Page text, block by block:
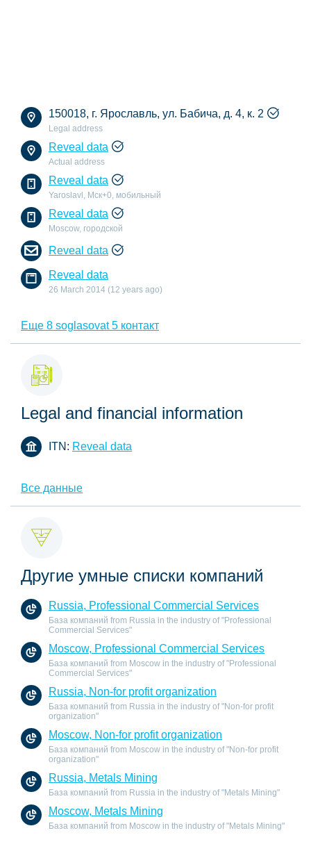
150018, г. Ярославль, ул. Бабича, д. 4, к. 2
Legal address
Reveal data
Actual address
Reveal data
Yaroslavl, Мск+0, мобильный
Reveal data
Moscow, городской
Reveal data
Reveal data
26 March 2014 (12 years ago)
Еще 8 soglasovat 5 контакт
Legal and financial information
ITN: Reveal data
Все данные
Другие умные списки компаний
Russia, Professional Commercial Services
База компаний from Russia in the industry of "Professional
Commercial Services"
Moscow, Professional Commercial Services
База компаний from Moscow in the industry of "Professional
Commercial Services"
Russia, Non-for profit organization
База компаний from Russia in the industry of "Non-for profit
organization"
Moscow, Non-for profit organization
База компаний from Moscow in the industry of "Non-for profit
organization"
Russia, Metals Mining
База компаний from Russia in the industry of "Metals Mining"
Moscow, Metals Mining
База компаний from Moscow in the industry of "Metals Mining"